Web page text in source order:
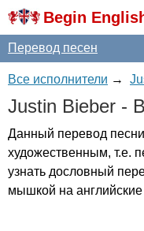
Begin
Перевод песен
Все исполнители →
Justin Bieber -
Данный перевод
художественным, т.е.
узнать дословный
мышкой на английские